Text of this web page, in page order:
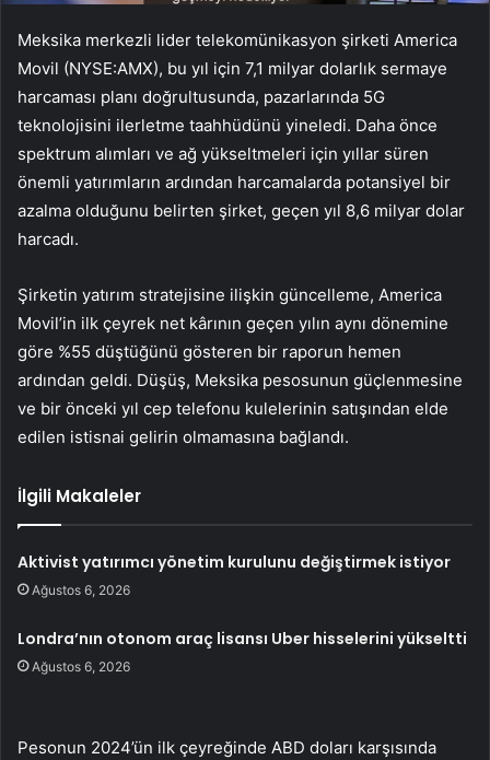
Meksika merkezli lider telekomünikasyon şirketi America
Movil (NYSE:AMX), bu yıl için 7,1 milyar dolarlık sermaye
harcaması planı doğrultusunda, pazarlarında 5G
teknolojisini ilerletme taahhüdünü yineledi. Daha önce
spektrum alımları ve ağ yükseltmeleri için yıllar süren
önemli yatırımların ardından harcamalarda potansiyel bir
azalma olduğunu belirten şirket, geçen yıl 8,6 milyar dolar
harcadı.
Şirketin yatırım stratejisine ilişkin güncelleme, America
Movil’in ilk çeyrek net kârının geçen yılın aynı dönemine
göre %55 düştüğünü gösteren bir raporun hemen
ardından geldi. Düşüş, Meksika pesosunun güçlenmesine
ve bir önceki yıl cep telefonu kulelerinin satışından elde
edilen istisnai gelirin olmamasına bağlandı.
İlgili Makaleler
Aktivist yatırımcı yönetim kurulunu değiştirmek istiyor
Ağustos 6, 2026
Londra’nın otonom araç lisansı Uber hisselerini yükseltti
Ağustos 6, 2026
Pesonun 2024’ün ilk çeyreğinde ABD doları karşısında